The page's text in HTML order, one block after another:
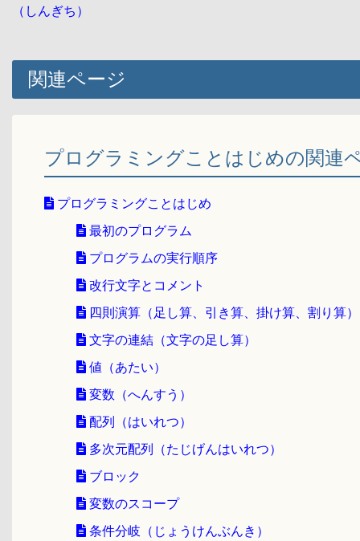
（しんぎち）
関連ページ
プログラミングことはじめの関連
プログラミングことはじめ
最初のプログラム
プログラムの実行順序
改行文字とコメント
四則演算（足し算、引き算、掛け算、割り算）
文字の連結（文字の足し算）
値（あたい）
変数（へんすう）
配列（はいれつ）
多次元配列（たじげんはいれつ）
ブロック
変数のスコープ
条件分岐（じょうけんぶんき）